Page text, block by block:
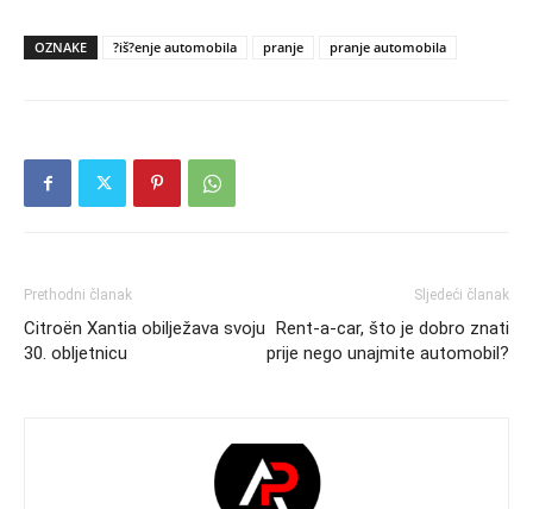
OZNAKE ?iš?enje automobila pranje pranje automobila
Prethodni članak
Citroën Xantia obilježava svoju
30. obljetnicu
Sljedeći članak
Rent-a-car, što je dobro znati
prije nego unajmite automobil?